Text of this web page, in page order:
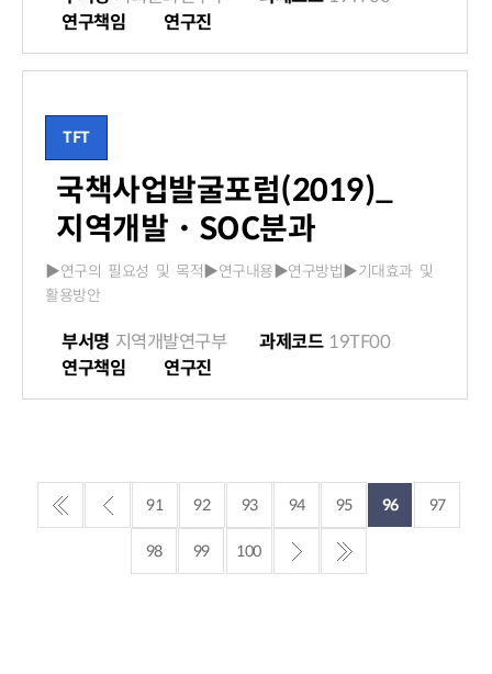
연구책임
연구진
TFT
국책사업발굴포럼(2019)_
지역개발・SOC분과
▶연구의 필요성 및 목적▶연구내용▶연구방법▶기대효과 및
활용방안
부서명 지역개발연구부 과제코드 19TF00
연구책임
연구진
91 92 93 94 95 96 97
98 99 100